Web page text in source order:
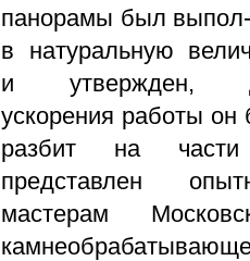
панорамы был
в натуральную
и утвержден,
ускорения работы он
разбит на
представлен
мастерам